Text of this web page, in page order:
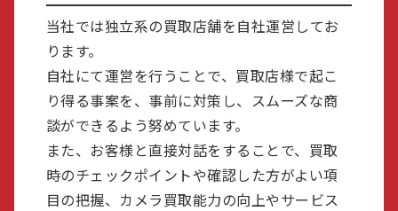
当社では独立系の買取店舗を自社運営してお
ります。
自社にて運営を行うことで、買取店様で起こ
り得る事案を、事前に対策し、スムーズな商
談ができるよう努めています。
また、お客様と直接対話をすることで、買取
時のチェックポイントや確認した方がよい項
目の把握、カメラ買取能力の向上やサービス